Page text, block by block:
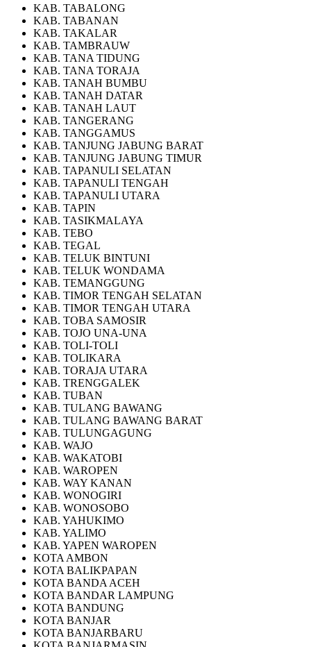
KAB. TABALONG
KAB. TABANAN
KAB. TAKALAR
KAB. TAMBRAUW
KAB. TANA TIDUNG
KAB. TANA TORAJA
KAB. TANAH BUMBU
KAB. TANAH DATAR
KAB. TANAH LAUT
KAB. TANGERANG
KAB. TANGGAMUS
KAB. TANJUNG JABUNG BARAT
KAB. TANJUNG JABUNG TIMUR
KAB. TAPANULI SELATAN
KAB. TAPANULI TENGAH
KAB. TAPANULI UTARA
KAB. TAPIN
KAB. TASIKMALAYA
KAB. TEBO
KAB. TEGAL
KAB. TELUK BINTUNI
KAB. TELUK WONDAMA
KAB. TEMANGGUNG
KAB. TIMOR TENGAH SELATAN
KAB. TIMOR TENGAH UTARA
KAB. TOBA SAMOSIR
KAB. TOJO UNA-UNA
KAB. TOLI-TOLI
KAB. TOLIKARA
KAB. TORAJA UTARA
KAB. TRENGGALEK
KAB. TUBAN
KAB. TULANG BAWANG
KAB. TULANG BAWANG BARAT
KAB. TULUNGAGUNG
KAB. WAJO
KAB. WAKATOBI
KAB. WAROPEN
KAB. WAY KANAN
KAB. WONOGIRI
KAB. WONOSOBO
KAB. YAHUKIMO
KAB. YALIMO
KAB. YAPEN WAROPEN
KOTA AMBON
KOTA BALIKPAPAN
KOTA BANDA ACEH
KOTA BANDAR LAMPUNG
KOTA BANDUNG
KOTA BANJAR
KOTA BANJARBARU